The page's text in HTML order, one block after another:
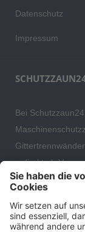
Datenschutz
Impressum
Bei
– direkt ab
hochwertige
öffentlichen
Produkte der